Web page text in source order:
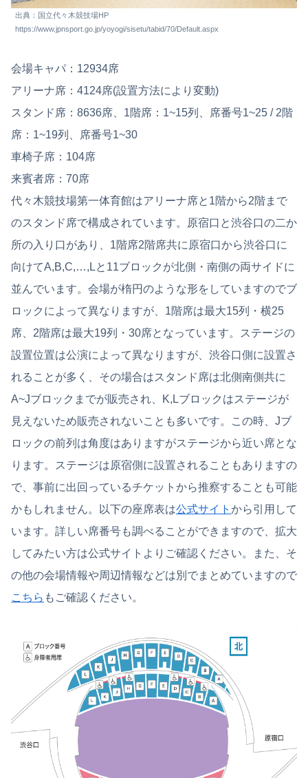
出典：国立代々木競技場HP
https://www.jpnsport.go.jp/yoyogi/sisetu/tabid/70/Default.aspx
会場キャパ：12934席
アリーナ席：4124席(設置方法により変動)
スタンド席：8636席、1階席：1~15列、席番号1~25 / 2階
席：1~19列、席番号1~30
車椅子席：104席
来賓者席：70席
代々木競技場第一体育館はアリーナ席と1階から2階まで
のスタンド席で構成されています。原宿口と渋谷口の二か
所の入り口があり、1階席2階席共に原宿口から渋谷口に
向けてA,B,C,…,Lと11ブロックが北側・南側の両サイドに
並んでいます。会場が楕円のような形をしていますのでブ
ロックによって異なりますが、1階席は最大15列・横25
席、2階席は最大19列・30席となっています。ステージの
設置位置は公演によって異なりますが、渋谷口側に設置さ
れることが多く、その場合はスタンド席は北側南側共に
A~Jブロックまでが販売され、K,Lブロックはステージが
見えないため販売されないことも多いです。この時、Jブ
ロックの前列は角度はありますがステージから近い席とな
ります。ステージは原宿側に設置されることもありますの
で、事前に出回っているチケットから推察することも可能
かもしれません。以下の座席表は公式サイト から引用して
います。詳しい席番号も調べることができますので、拡大
してみたい方は公式サイトよりご確認ください。また、そ
の他の会場情報や周辺情報などは別でまとめていますので
こちら もご確認ください。